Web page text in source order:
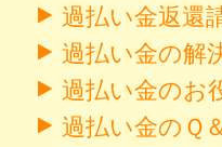
過払い金返還
過払い金の解
過払い金のお
過払い金のＱ